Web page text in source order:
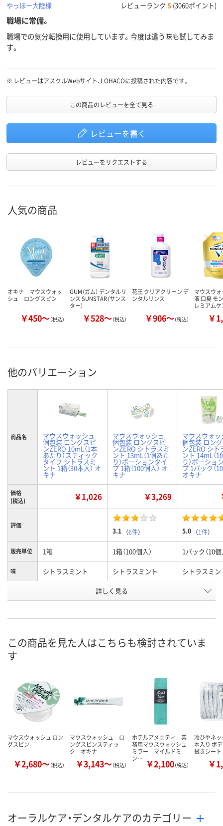
やっほー大陸様 レビューランク S (3060ポイント)
職場に常備。
職場での気分転換用に使用しています。今度は違う味も試してみま
す。
※ レビューはアスクルWebサイト、LOHACOに投稿された内容です。
この商品のレビューを全て見る
レビューを書く
レビューをリクエストする
人気の商品
オキナ マウスウォッ
シュ ロングスピン
￥450～（税込）
GUM（ガム） デンタルリ
ンス SUNSTAR（サンス
ター）
￥528～（税込）
花王 クリアクリーン デ
ンタルリンス
￥906～（税込）
マウスウ
液 口臭 モ
レミアム
￥
他のバリエーション
商品名 マウスウォッシュ
個包装 ロングスピ
ンZERO 10mL（1本
あたり）スティック
タイプ シトラスミ
ント 1箱（30本入） オ
キナ
マウスウォッシュ
個包装 ロングスピ
ンZERO シトラスミ
ント 13mL（1個あた
り）ポーションタイ
プ 1箱（100個入） オ
キナ
マウスウォッ
個包装 ロン
ンZERO シト
ント 14mL（1
り）ポーショ
プ 1パック（
オキナ
価格
(税込)
￥1,026 ￥3,269
評価
3.1 （6件） 5.0 （1件）
販売単位 1箱 1箱（100個入） 1パック（10個
味 シトラスミント シトラスミント シトラスミン
プ
ポーションタイプ
100個入り
ポーション
個入り
お申込番
在庫 5点 あり 入荷待ち
数量
詳しく見る
この商品を見た人はこちらも検討されていま
す
マウスウォッシュ ロン
グスピン
￥2,680～（税込）
マウスウォッシュ ロ
ングスピンスティッ
ク オキナ
￥3,143～（税込）
ホテルアメニティ 業
務用マウスウォッシュ
ミラー マイルドミ
ン… ￥2,100（税込）
冷ひやネッ
本入り ボ
拭きシー
￥
オーラルケア・デンタルケアのカテゴリー